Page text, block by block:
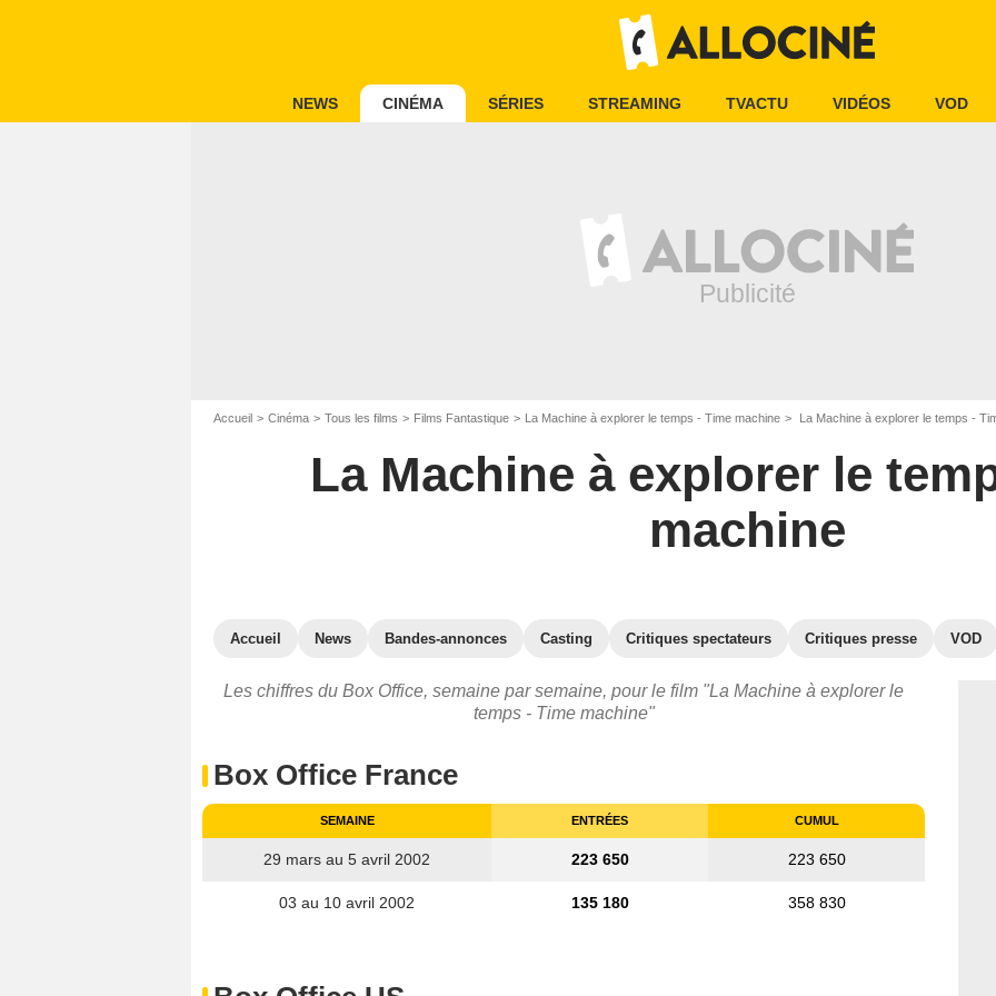
NEWS CINÉMA SÉRIES STREAMING TVACTU VIDÉOS VOD
Accueil Cinéma Tous les films Films Fantastique La Machine à explorer le temps - Time machine La Machine à explorer le temps -
La Machine à explorer le
machine
Accueil News Bandes-annonces Casting Critiques spectateurs Critiques presse VOD
Les chiffres du Box Office, semaine par semaine, pour le film "La Machine à explorer le
temps - Time machine"
Box Office France
SEMAINE ENTRÉES CUMUL
29 mars au 5 avril 2002 223 650 223 650
03 au 10 avril 2002 135 180 358 830